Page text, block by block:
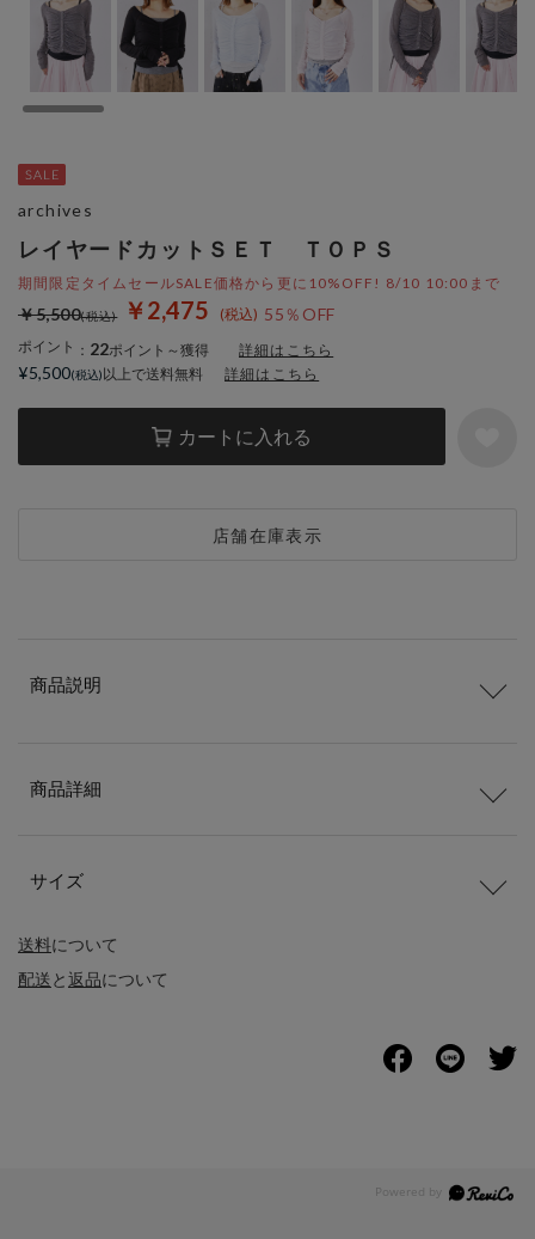
レイヤードカットＳＥＴ ＴＯＰＳ
期間限定タイムセールSALE価格から更に10%OFF! 8/10 10:00まで
￥2,475 55％OFF
￥5,500
ポイント ： 22ポイント～獲得 詳細はこちら
カートに入れる
店舗在庫表示
archives
¥5,500 以上で送料無料 詳細はこちら
送料について
配送と返品について
商品説明
商品詳細
サイズ